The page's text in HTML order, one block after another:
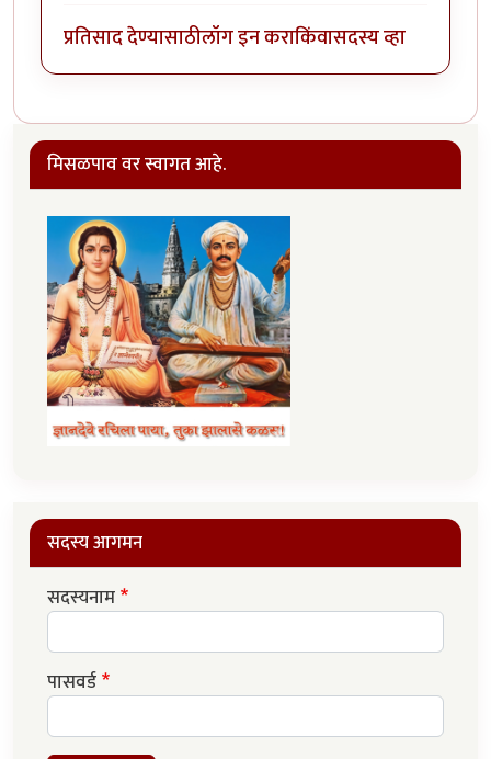
प्रतिसाद देण्यासाठीलॉग इन कराकिंवासदस्य व्हा
मिसळपाव वर स्वागत आहे.
सदस्य आगमन
सदस्यनाम
पासवर्ड